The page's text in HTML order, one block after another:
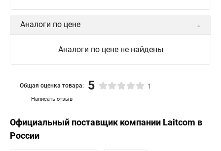
Аналоги по цене
Аналоги по цене не найдены
Написать отзыв
Общая оценка товара: 5 1
Официальный поставщик компании Laitcom в
России